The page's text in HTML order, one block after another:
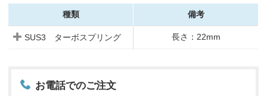
種類 備考
SUS3 ターボスプリング 長さ：22mm
お電話でのご注文